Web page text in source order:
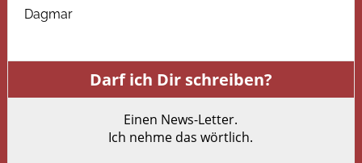
Dagmar
Darf ich Dir schreiben?
Einen News-Letter.
Ich nehme das wörtlich.